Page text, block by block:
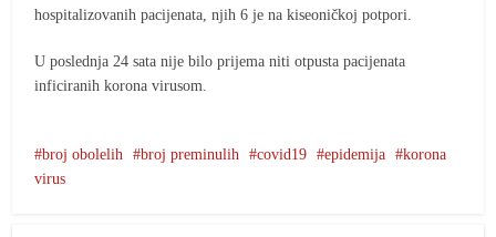
hospitalizovanih pacijenata, njih 6 je na kiseoničkoj potpori.
U poslednja 24 sata nije bilo prijema niti otpusta pacijenata
inficiranih korona virusom.
broj obolelih broj preminulih covid19 epidemija
korona
virus